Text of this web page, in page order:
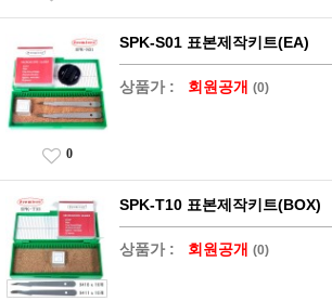
SPK-S01 표본제작키트(EA)
상품가 : 회원공개 (0)
0
SPK-T10 표본제작키트(BOX)
상품가 : 회원공개 (0)